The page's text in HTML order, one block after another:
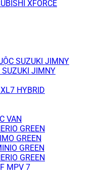
XFORCE
SUZUKI JIMNY
JIMNY
HYBRID
VAN
GREEN
GREEN
GREEN
GREEN
MPV 7